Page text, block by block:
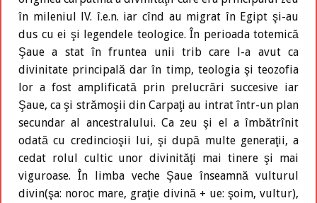
în mileniul lV. î.e.n. iar cînd au migrat în Egipt şi-au
dus cu ei şi legendele teologice. În perioada totemică
Şaue a stat în fruntea unii trib care l-a avut ca
divinitate principală dar în timp, teologia şi teozofia
lor a fost amplificată prin prelucrări succesive iar
Şaue, ca şi strămoşii din Carpaţi au intrat într-un plan
secundar al ancestralului. Ca zeu şi el a îmbătrînit
odată cu credincioşii lui, şi după multe generaţii, a
cedat rolul cultic unor divinităţi mai tinere şi mai
viguroase. În limba veche Şaue înseamnă vulturul
divin(şa: noroc mare, graţie divină + ue: şoim, vultur),